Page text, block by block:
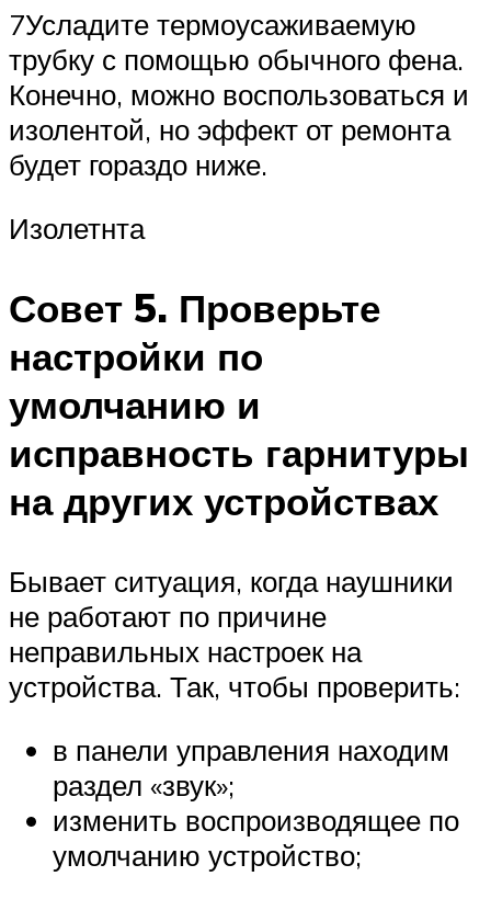
7Усладите термоусаживаемую
трубку с помощью обычного фена.
Конечно, можно воспользоваться и
изолентой, но эффект от ремонта
будет гораздо ниже.
Изолетнта
Совет 5. Проверьте
настройки по
умолчанию и
исправность гарнитуры
на других устройствах
Бывает ситуация, когда наушники
не работают по причине
неправильных настроек на
устройства. Так, чтобы проверить:
в панели управления находим
раздел «звук»;
изменить воспроизводящее по
умолчанию устройство;